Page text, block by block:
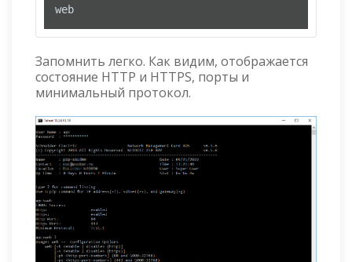
web
Запомнить легко. Как видим, отображается
состояние HTTP и HTTPS, порты и
минимальный протокол.